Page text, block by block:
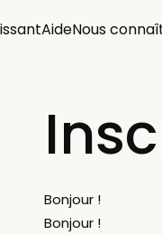
AideNous
Bonjour !
Bonjour !